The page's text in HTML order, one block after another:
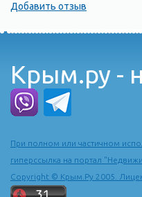
Добавить отзыв
Крым.ру -
При полном или частичном
гиперссылка на портал
Copyright © Крым.Ру 2005.